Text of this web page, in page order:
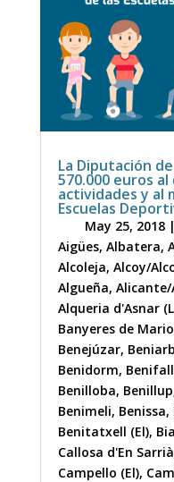
La Diputación
570.000 euros
actividades y al
Escuelas
May 25, 2018|
Aigües, Albatera,
Alcoleja, Alcoy/
Algueña,
Alqueria d'Asnar
Banyeres de
Benejúzar,
Benidorm,
Benilloba, Benillup
Benimeli, Benissa,
Benitatxell (El),
Callosa d'En Sarrià
Campello (El),